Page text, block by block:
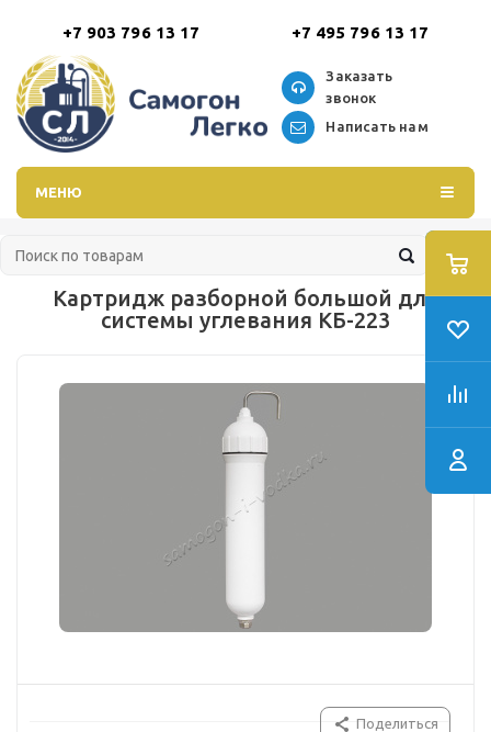
+7 903 796 13 17 +7 495 796 13 17
Заказать
звонок
Написать нам
МЕНЮ
Картридж разборной большой для
системы углевания КБ-223
Поделиться